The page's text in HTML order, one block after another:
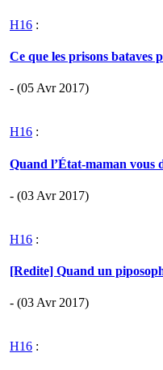
H16 :
Ce que les prisons bataves
- (05 Avr 2017)
H16 :
Quand l’État-maman vous
- (03 Avr 2017)
H16 :
[Redite] Quand un
- (03 Avr 2017)
H16 :